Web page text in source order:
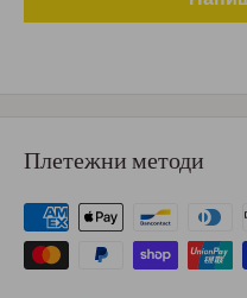
Плетежни методи